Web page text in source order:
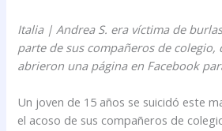
Italia | Andrea S. era víctima de
parte de sus compañeros de colegio,
abrieron una página en Facebook
Un joven de 15 años se suicidó este
el acoso de sus compañeros de